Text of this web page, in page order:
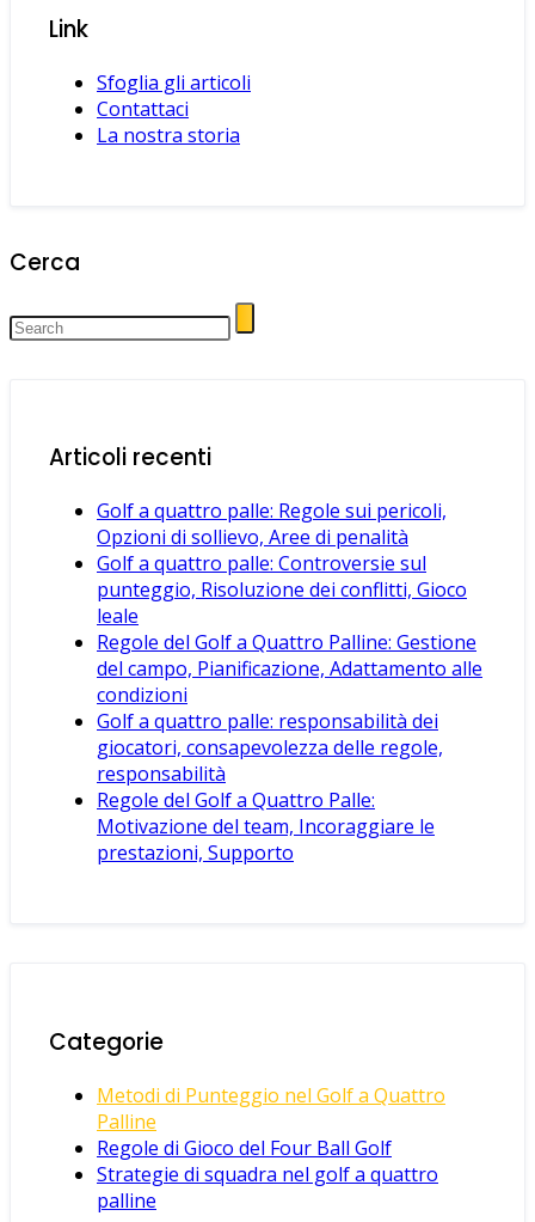
Link
Sfoglia gli articoli
Contattaci
La nostra storia
Cerca
Articoli recenti
Golf a quattro palle: Regole sui pericoli,
Opzioni di sollievo, Aree di penalità
Golf a quattro palle: Controversie sul
punteggio, Risoluzione dei conflitti, Gioco
leale
Regole del Golf a Quattro Palline: Gestione
del campo, Pianificazione, Adattamento alle
condizioni
Golf a quattro palle: responsabilità dei
giocatori, consapevolezza delle regole,
responsabilità
Regole del Golf a Quattro Palle:
Motivazione del team, Incoraggiare le
prestazioni, Supporto
Categorie
Metodi di Punteggio nel Golf a Quattro
Palline
Regole di Gioco del Four Ball Golf
Strategie di squadra nel golf a quattro
palline